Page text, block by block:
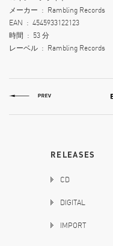
メーカー ‏ : ‎ Rambling Records
EAN ‏ : ‎ 4545933122123
時間 ‏ : ‎ 53 分
レーベル ‏ : ‎ Rambling Records
RELEASES
CD
DIGITAL
IMPORT